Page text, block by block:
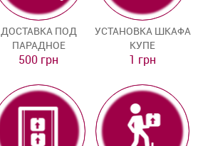
ДОСТАВКА ПОД
ПАРАДНОЕ
500 грн
УСТАНОВКА ШКАФА
КУПЕ
1 грн